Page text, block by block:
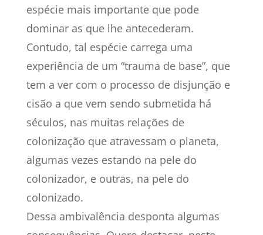
espécie mais importante que pode
dominar as que lhe antecederam.
Contudo, tal espécie carrega uma
experiência de um “trauma de base”, que
tem a ver com o processo de disjunção e
cisão a que vem sendo submetida há
séculos, nas muitas relações de
colonização que atravessam o planeta,
algumas vezes estando na pele do
colonizador, e outras, na pele do
colonizado.
Dessa ambivalência desponta algumas